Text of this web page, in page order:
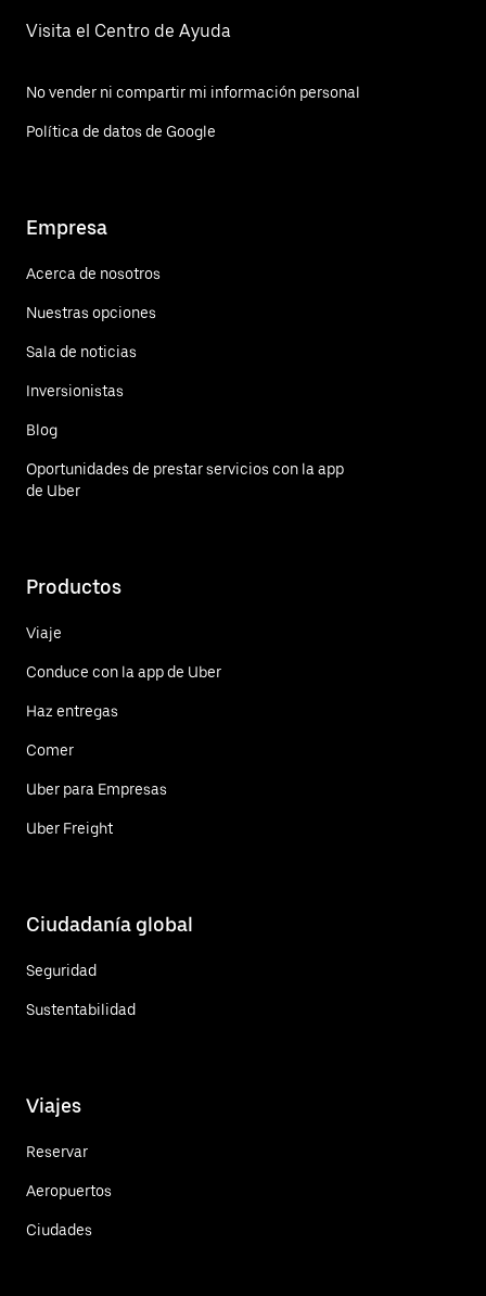
Visita el Centro de Ayuda
No vender ni compartir mi información personal
Política de datos de Google
Empresa
Acerca de nosotros
Nuestras opciones
Sala de noticias
Inversionistas
Blog
Oportunidades de prestar servicios con la app
de Uber
Productos
Viaje
Conduce con la app de Uber
Haz entregas
Comer
Uber para Empresas
Uber Freight
Ciudadanía global
Seguridad
Sustentabilidad
Viajes
Reservar
Aeropuertos
Ciudades